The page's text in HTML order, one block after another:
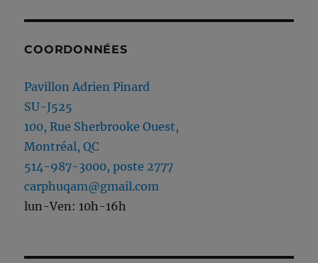
COORDONNÉES
Pavillon Adrien Pinard
SU-J525
100, Rue Sherbrooke Ouest,
Montréal, QC
514-987-3000, poste 2777
carphuqam@gmail.com
lun-Ven: 10h-16h